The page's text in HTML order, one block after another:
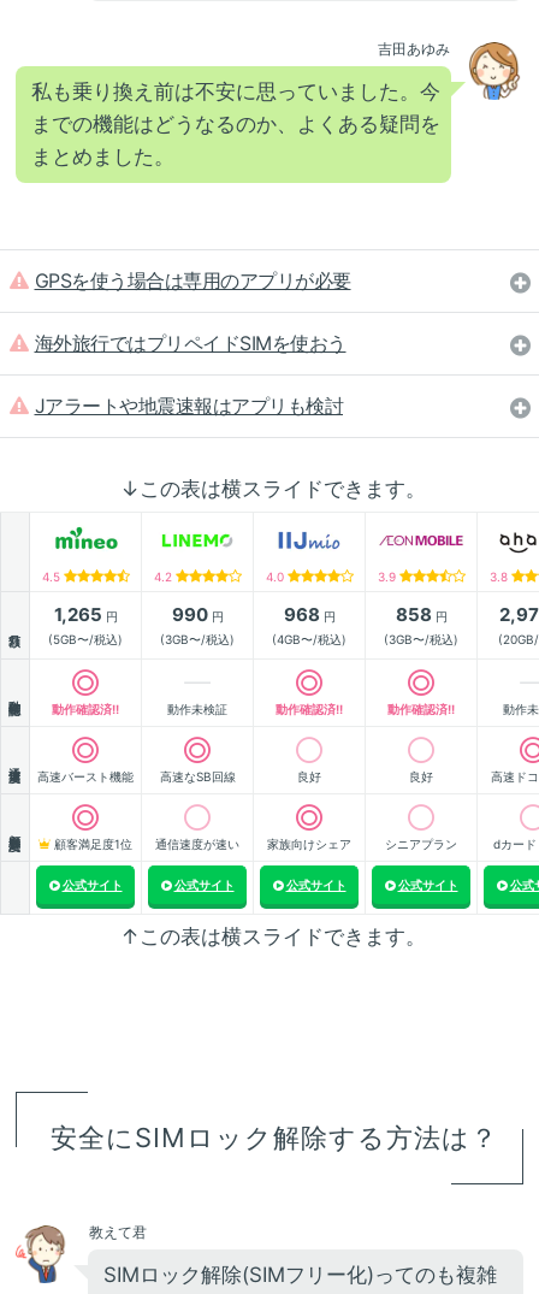
吉田あゆみ
私も乗り換え前は不安に思っていました。今
までの機能はどうなるのか、よくある疑問を
まとめました。
GPSを使う場合は専用のアプリが必要
海外旅行ではプリペイドSIMを使おう
Jアラートや地震速報はアプリも検討
↓この表は横スライドできます。
4.5 4.2 4.0 3.9 3.8
1,265 円
(5GB〜/税込)
990円
(3GB〜/税込)
968 円
(4GB〜/税込)
858 円
(3GB〜/税込)
動作確認済!! 動作未検証 動作確認済!! 動作確認済!! 動作
高速バースト機能 高速なSB回線 良好 良好 高速ド
顧客満足度1位 通信速度が速い 家族向けシェア シニアプラン dカード
公式サイト 公式サイト 公式サイト 公式サイト 公式
↑この表は横スライドできます。
安全にSIMロック解除する方法は？
教えて君
SIMロック解除(SIMフリー化)ってのも複雑